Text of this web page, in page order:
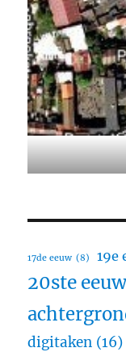
17de eeuw (8) 19e
20ste
digitaken (16)